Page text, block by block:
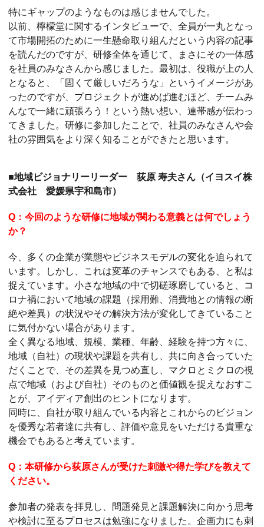
特にギャップのようなものは感じませんでした。
以前、檸檬堂に関するインタビューで、全員が一丸となっ
て市場開拓のために一生懸命取り組んだという内容の記事
を読んだのですが、研修全体を通じて、まさにその一体感
を社員のみなさんから感じました。最初は、役職が上の人
となると、「固くて厳しいだろうな」というイメージがあ
ったのですが、プロジェクトが進めば進むほど、チームみ
んなで一緒に頑張ろう！という熱い想い、連帯感が伝わっ
てきました。研修に参加したことで、社員のみなさんや会
社の雰囲気をより深く知ることができたと思います。
■地域ビジョナリーリーダー 荻原 寿夫さん（イヨスイ株
式会社 愛媛県宇和島市）
Q：今回のような研修に地域が関わる意義とは何でしょう
か？
今、多くの企業が業態やビジネスモデルの変化を迫られて
います。しかし、これは変革のチャンスでもある、と私は
捉えています。小さな地域の中で切磋琢磨していると、コ
ロナ禍において地域の課題（採用難、消費地との情報の断
絶や差異）の状況やその解決方法が変化してきていること
に気付かない場合があります。
全く異なる地域、規模、業種、年齢、経験を持つ方々に、
地域（自社）の現状や課題を共有し、共に向き合っていた
だくことで、その差異を見つめ直し、マクロとミクロの視
点で地域（および自社）そのものと価値観を捉えなおすこ
とが、アイディア創出のヒントになります。
同時に、自社が取り組んでいる内容とこれからのビジョン
を優秀な若者達に共有し、評価や意見をいただける貴重な
機会でもあると考えています。
Q：本研修から荻原さんが受けた刺激や得た学びを教えて
ください。
参加者の発表を拝見し、問題発見と課題解決に向かう思考
や検討に至るプロセスは勉強になりました。企画力にも刺